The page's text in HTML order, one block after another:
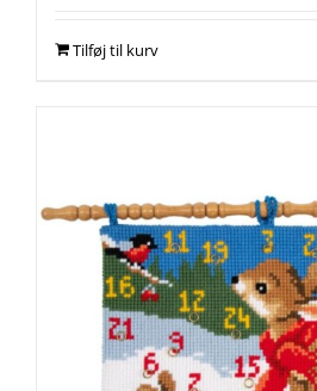
Tilføj til kurv